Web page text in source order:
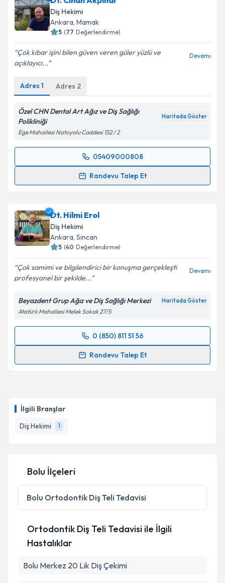
İlgili Branşlar
Diş Hekimi
1
E-posta Adresiniz
kapsamda işlenmesini kabul ediyorum.
Takvim Talebini Gönder
Diş Hekimi
Ankara, Mamak
5 (77 Değerlendirme)
Çok kibar işini bilen güven veren güler yüzlü ve
açıklayıcı...
Devamı
Adres 1 Adres 2
Özel CHN Dental Art Ağız ve Diş Sağlığı
Polikliniği
Haritada Göster
Ege Mahallesi Natoyolu Caddesi 152 / 2
05409000808
Randevu Talep Et
Randevu Takvimi Talebi
takvim hazırlandığında e-posta ile bilgilendireceğiz.
E-posta Adresiniz
Kişisel verilerimin işlenmesine ilişkin
kapsamda işlenmesini kabul ediyorum.
Takvim Talebini Gönder
Dt. Hilmi Erol
Diş Hekimi
Ankara, Sincan
5 (40 Değerlendirme)
Çok samimi ve bilgilendirici bir konuşma gerçekleşti
profesyonel bir şekilde...
Devamı
Beyazdent Grup Ağız ve Diş Sağlığı Merkezi Haritada Göster
Atatürk Mahallesi Melek Sokak 27/5
0 (850) 811 51 56
Randevu Talep Et
Randevu Takvimi Talebi
E-posta Adresiniz
Metni'ni okudum ve kişisel verilerimin belirtilen
kapsamda işlenmesini kabul ediyorum.
Bolu İlçeleri
Bolu Ortodontik Diş Teli Tedavisi
Ortodontik Diş Teli Tedavisi ile İlgili
Hastalıklar
Bolu Merkez 20 Lik Diş Çekimi